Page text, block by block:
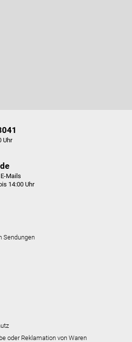
Uhr
Mails
14:00 Uhr
Sendungen
oder Reklamation von Waren